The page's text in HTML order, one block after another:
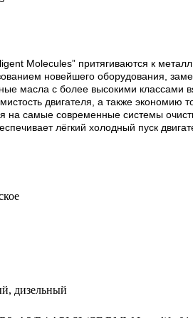
Molecules” притягиваются к
новейшего оборудования,
масла с более высокими классами
двигателя, а также экономию
на самые современные системы
лёгкий холодный пуск
дизельный